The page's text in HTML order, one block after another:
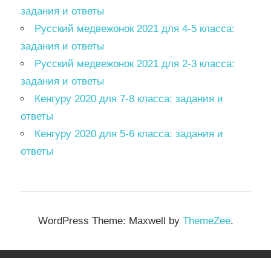
задания и ответы
Русский медвежонок 2021 для 4-5 класса:
задания и ответы
Русский медвежонок 2021 для 2-3 класса:
задания и ответы
Кенгуру 2020 для 7-8 класса: задания и
ответы
Кенгуру 2020 для 5-6 класса: задания и
ответы
WordPress Theme: Maxwell by ThemeZee.